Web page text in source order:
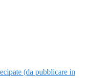
(da pubblicare in